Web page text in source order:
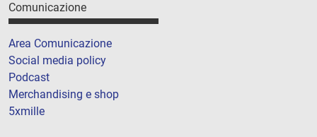
Comunicazione
Area Comunicazione
Social media policy
Podcast
Merchandising e shop
5xmille